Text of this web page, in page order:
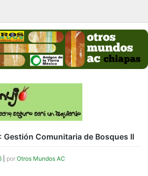
Gestión Comunitaria de Bosques II
por Otros Mundos AC